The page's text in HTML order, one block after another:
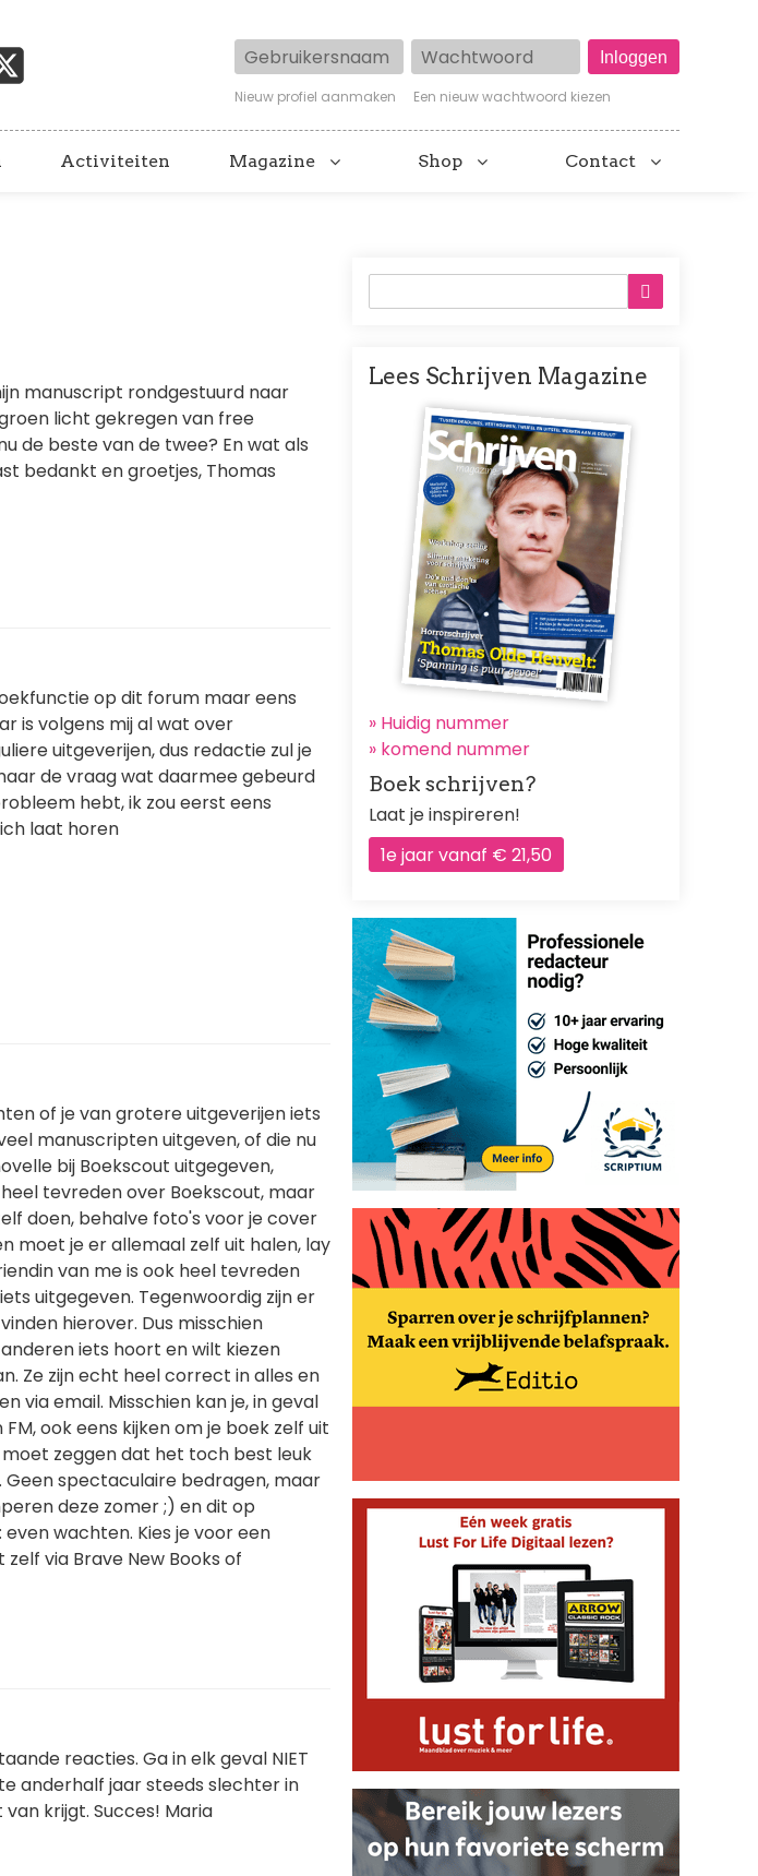
Gebruikersnaam Wachtwoord
Nieuw profiel aanmaken Een nieuw wachtwoord kiezen
Activiteiten Magazine Shop Contact
manuscript rondgestuurd naar
licht gekregen van free
de beste van de twee? En wat als
bedankt en groetjes, Thomas
op dit forum maar eens
is volgens mij al wat over
uitgeverijen, dus redactie zul je
de vraag wat daarmee gebeurd
hebt, ik zou eerst eens
laat horen
of je van grotere uitgeverijen iets
manuscripten uitgeven, of die nu
bij Boekscout uitgegeven,
tevreden over Boekscout, maar
doen, behalve foto's voor je cover
moet je er allemaal zelf uit halen, lay
van me is ook heel tevreden
uitgegeven. Tegenwoordig zijn er
hierover. Dus misschien
iets hoort en wilt kiezen
Ze zijn echt heel correct in alles en
via email. Misschien kan je, in geval
ook eens kijken om je boek zelf uit
moet zeggen dat het toch best leuk
Geen spectaculaire bedragen, maar
deze zomer ;) en dit op
even wachten. Kies je voor een
via Brave New Books of
reacties. Ga in elk geval NIET
anderhalf jaar steeds slechter in
krijgt. Succes! Maria
Lees Schrijven Magazine
Afbeelding
» Huidig nummer
» komend nummer
Boek schrijven?
Laat je inspireren!
1e jaar vanaf € 21,50